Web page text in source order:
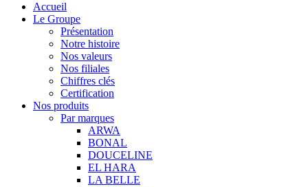
Accueil
Le Groupe
Présentation
Notre histoire
Nos valeurs
Nos filiales
Chiffres clés
Certification
Nos produits
Par marques
ARWA
BONAL
DOUCELINE
EL HARA
LA BELLE